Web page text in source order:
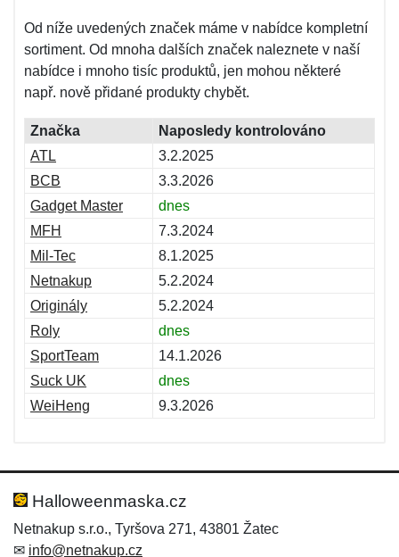
Od níže uvedených značek máme v nabídce kompletní
sortiment. Od mnoha dalších značek naleznete v naší
nabídce i mnoho tisíc produktů, jen mohou některé
např. nově přidané produkty chybět.
Značka
Naposledy kontrolováno
ATL
3.2.2025
BCB
3.3.2026
Gadget Master
dnes
MFH
7.3.2024
Mil-Tec
8.1.2025
Netnakup
5.2.2024
Originály
5.2.2024
Roly
dnes
SportTeam
14.1.2026
Suck UK
dnes
WeiHeng
9.3.2026
Halloweenmaska.cz
Netnakup s.r.o., Tyršova 271, 43801 Žatec
✉ info@netnakup.cz